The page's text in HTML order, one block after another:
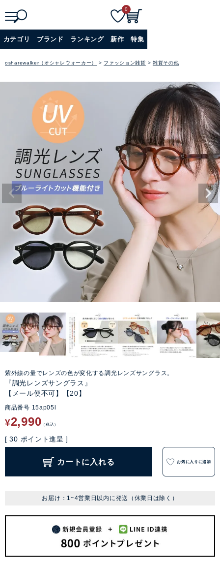
詳細検索
0
カテゴリ ブランド ランキング 新作 特集
osharewalker（オシャレウォーカー） ファッション雑貨 雑貨その他
紫外線の量でレンズの色が変化する調光レンズサングラス。
『調光レンズサングラス』
【メール便不可】【20】
商品番号 15ap05l
¥2,990 税込
[ 30 ポイント進呈 ]
カートに入れる お気に入りに追加
お届け：1~4営業日以内に発送（休業日は除く）